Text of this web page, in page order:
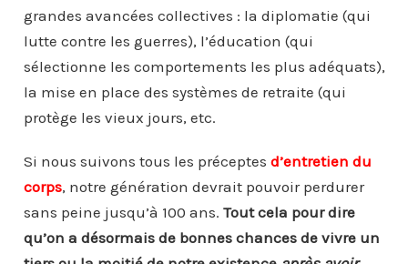
grandes avancées collectives : la diplomatie (qui
lutte contre les guerres), l’éducation (qui
sélectionne les comportements les plus adéquats),
la mise en place des systèmes de retraite (qui
protège les vieux jours, etc.
Si nous suivons tous les préceptes d’entretien du
corps, notre génération devrait pouvoir perdurer
sans peine jusqu’à 100 ans. Tout cela pour dire
qu’on a désormais de bonnes chances de vivre un